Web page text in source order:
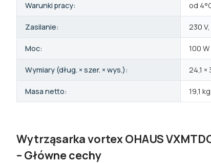
Warunki pracy: od
Zasilanie: 230
Moc: 100 W
Wymiary (dług. × szer. × wys.): 24,1 ×
Masa netto: 19,1 kg
Wytrząsarka vortex OHAUS
– Główne cechy